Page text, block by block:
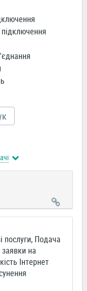
послуги, Подача
на
Інтернет